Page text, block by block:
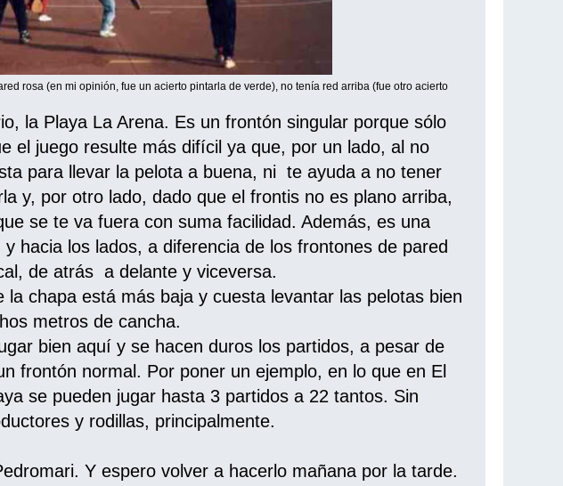
rosa (en mi opinión, fue un acierto pintarla de verde), no tenía red arriba (fue otro acierto
la Playa La Arena. Es un frontón singular porque sólo
el juego resulte más difícil ya que, por un lado, al no
para llevar la pelota a buena, ni te ayuda a no tener
y, por otro lado, dado que el frontis no es plano arriba,
se te va fuera con suma facilidad. Además, es una
hacia los lados, a diferencia de los frontones de pared
de atrás a delante y viceversa.
chapa está más baja y cuesta levantar las pelotas bien
metros de cancha.
bien aquí y se hacen duros los partidos, a pesar de
frontón normal. Por poner un ejemplo, en lo que en El
se pueden jugar hasta 3 partidos a 22 tantos. Sin
y rodillas, principalmente.
Y espero volver a hacerlo mañana por la tarde.